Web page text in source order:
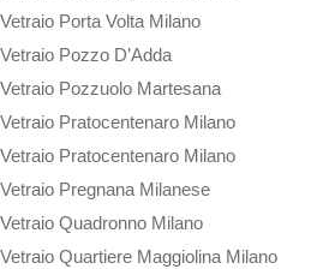
Vetraio Porta Volta Milano
Vetraio Pozzo D’Adda
Vetraio Pozzuolo Martesana
Vetraio Pratocentenaro Milano
Vetraio Pratocentenaro Milano
Vetraio Pregnana Milanese
Vetraio Quadronno Milano
Vetraio Quartiere Maggiolina Milano